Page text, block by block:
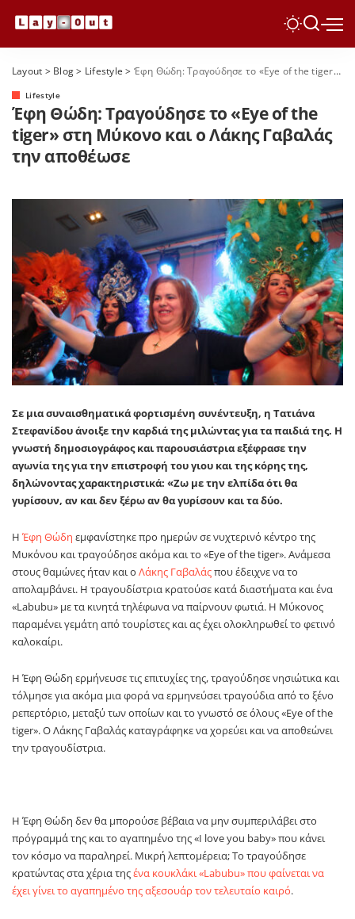
Layout > Blog> Lifestyle > Έφη Θώδη: Τραγούδησε το «Eye οf the tiger» στη Μύκονο και ο Λάκης Γαβαλάς την αποθέωσε
Lifestyle
Έφη Θώδη: Τραγούδησε το «Eye οf the
tiger» στη Μύκονο και ο Λάκης Γαβαλάς
την αποθέωσε
Σε μια συναισθηματικά φορτισμένη συνέντευξη, η Τατιάνα
Στεφανίδου άνοιξε την καρδιά της μιλώντας για τα παιδιά της. Η
γνωστή δημοσιογράφος και παρουσιάστρια εξέφρασε την
αγωνία της για την επιστροφή του γιου και της κόρης της,
δηλώνοντας χαρακτηριστικά: «Ζω με την ελπίδα ότι θα
γυρίσουν, αν και δεν ξέρω αν θα γυρίσουν και τα δύο.
Η Έφη Θώδη εμφανίστηκε προ ημερών σε νυχτερινό κέντρο της
Μυκόνου και τραγούδησε ακόμα και το «Eye οf the tiger». Ανάμεσα
στους θαμώνες ήταν και ο Λάκης Γαβαλάςπου έδειχνε να το
απολαμβάνει. Η τραγουδίστρια κρατούσε κατά διαστήματα και ένα
«Labubu» με τα κινητά τηλέφωνα να παίρνουν φωτιά. Η Μύκονος
παραμένει γεμάτη από τουρίστες και ας έχει ολοκληρωθεί το φετινό
καλοκαίρι.
Η Έφη Θώδη ερμήνευσε τις επιτυχίες της, τραγούδησε νησιώτικα και
τόλμησε για ακόμα μια φορά να ερμηνεύσει τραγούδια από το ξένο
ρεπερτόριο, μεταξύ των οποίων και το γνωστό σε όλους «Eye of the
tiger». Ο Λάκης Γαβαλάς καταγράφηκε να χορεύει και να αποθεώνει
την τραγουδίστρια.
Η Έφη Θώδη δεν θα μπορούσε βέβαια να μην συμπεριλάβει στο
πρόγραμμά της και το αγαπημένο της «I love you baby» που κάνει
τον κόσμο να παραληρεί. Μικρή λεπτομέρεια; Το τραγούδησε
κρατώντας στα χέρια τηςένα κουκλάκι «Labubu» που φαίνεται να
έχει γίνει το αγαπημένο της αξεσουάρ τον τελευταίο καιρό.